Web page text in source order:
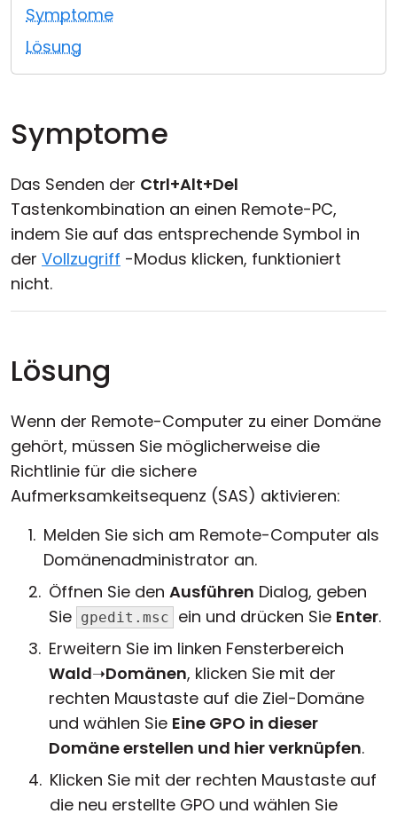
Symptome
Lösung
Symptome
Das Senden der Ctrl+Alt+Del
Tastenkombination an einen Remote-PC,
indem Sie auf das entsprechende Symbol in
der Vollzugriff -Modus klicken, funktioniert
nicht.
Lösung
Wenn der Remote-Computer zu einer Domäne
gehört, müssen Sie möglicherweise die
Richtlinie für die sichere
Aufmerksamkeitsequenz (SAS) aktivieren:
Melden Sie sich am Remote-Computer als
Domänenadministrator an.
Öffnen Sie den Ausführen Dialog, geben
Sie gpedit.msc ein und drücken Sie Enter.
Erweitern Sie im linken Fensterbereich
Wald➝Domänen, klicken Sie mit der
rechten Maustaste auf die Ziel-Domäne
und wählen Sie Eine GPO in dieser
Domäne erstellen und hier verknüpfen.
Klicken Sie mit der rechten Maustaste auf
die neu erstellte GPO und wählen Sie
Cloud & On-Premise